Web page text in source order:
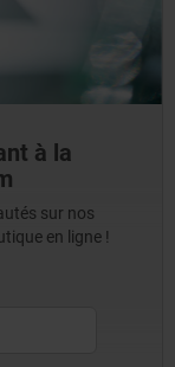
à la
sur nos
en ligne !